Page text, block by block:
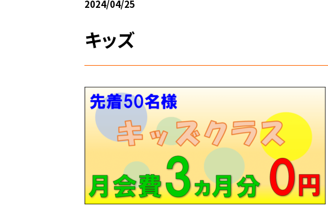
2024/04/25
キッズ